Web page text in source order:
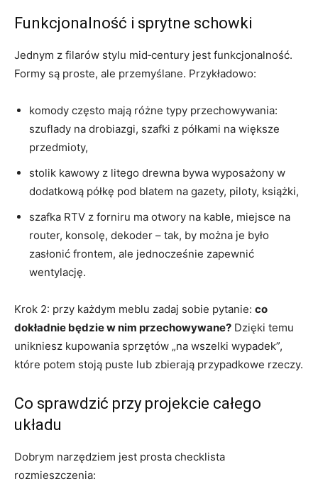
Funkcjonalność i sprytne schowki
Jednym z filarów stylu mid‑century jest funkcjonalność.
Formy są proste, ale przemyślane. Przykładowo:
komody często mają różne typy przechowywania:
szuflady na drobiazgi, szafki z półkami na większe
przedmioty,
stolik kawowy z litego drewna bywa wyposażony w
dodatkową półkę pod blatem na gazety, piloty, książki,
szafka RTV z forniru ma otwory na kable, miejsce na
router, konsolę, dekoder – tak, by można je było
zasłonić frontem, ale jednocześnie zapewnić
wentylację.
Krok 2: przy każdym meblu zadaj sobie pytanie: co
dokładnie będzie w nim przechowywane? Dzięki temu
unikniesz kupowania sprzętów „na wszelki wypadek”,
które potem stoją puste lub zbierają przypadkowe rzeczy.
Co sprawdzić przy projekcie całego
układu
Dobrym narzędziem jest prosta checklista
rozmieszczenia: